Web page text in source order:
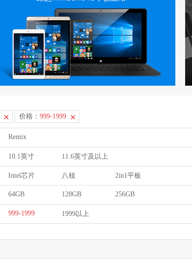
价格： 999-1999
Remix
10.1英寸 11.6英寸及以上
Intel芯片 八核 2in1平板
64GB 128GB 256GB
999-1999 1999以上